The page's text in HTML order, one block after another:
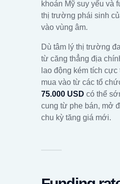
khoán Mỹ suy yếu và
thị trường phái sinh
vào vùng âm.
Dù tâm lý thị trường
từ căng thẳng địa
lao động kém tích
mua vào từ các tổ
75.000 USD có thể
cung từ phe bán, mở
chu kỳ tăng giá mới.